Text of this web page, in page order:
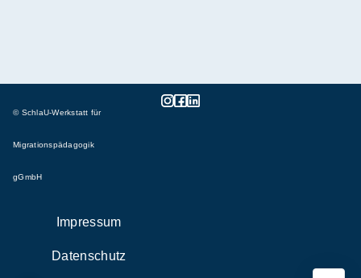
© SchlaU-Werkstatt für
Migrationspädagogik
gGmbH
Impressum
Datenschutz